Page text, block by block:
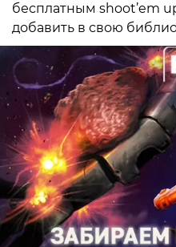
бесплатным shoot’em
добавить в свою